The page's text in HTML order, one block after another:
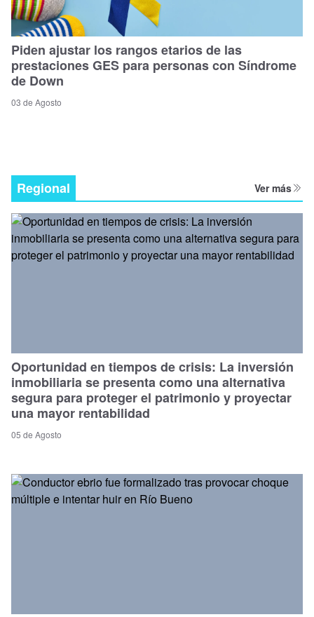
Piden ajustar los rangos etarios de las
prestaciones GES para personas con Síndrome
de Down
03 de Agosto
Regional Ver más
Oportunidad en tiempos de crisis: La inversión
inmobiliaria se presenta como una alternativa
segura para proteger el patrimonio y proyectar
una mayor rentabilidad
05 de Agosto